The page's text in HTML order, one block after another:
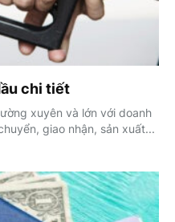
chi tiết
xuyên và lớn với doanh
giao nhận, sản xuất...